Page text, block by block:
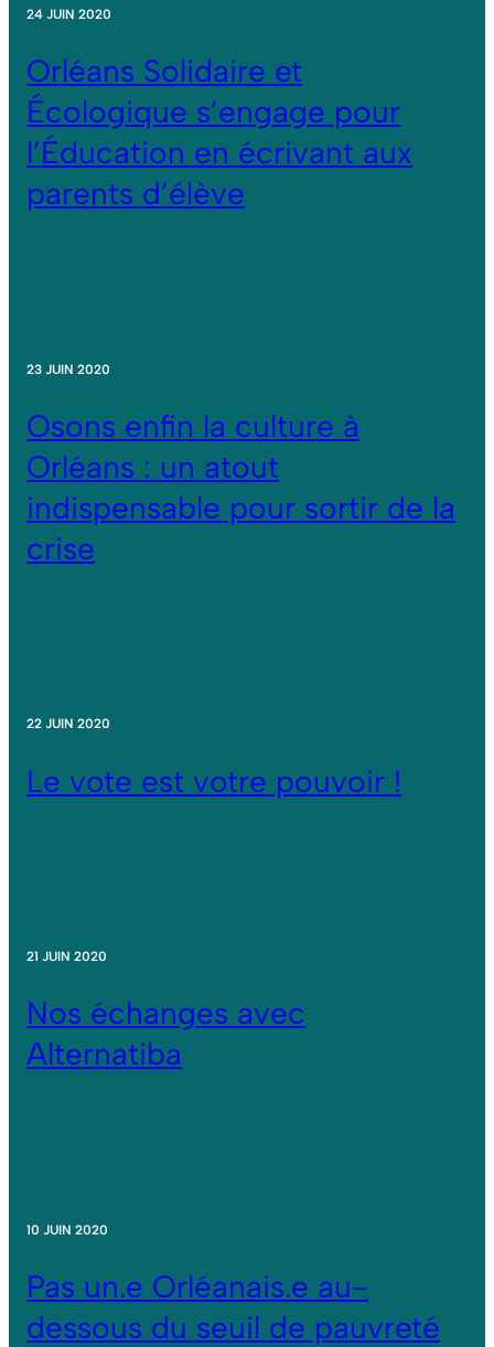
24 JUIN 2020
Orléans Solidaire et
Écologique s’engage pour
l’Éducation en écrivant aux
parents d’élève
23 JUIN 2020
Osons enfin la culture à
Orléans : un atout
indispensable pour sortir de la
crise
22 JUIN 2020
Le vote est votre pouvoir !
21 JUIN 2020
Nos échanges avec
Alternatiba
10 JUIN 2020
Pas un.e Orléanais.e au-
dessous du seuil de pauvreté